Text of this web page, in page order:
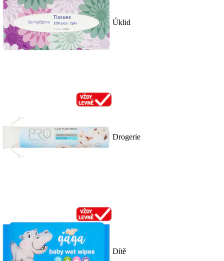
Úklid
Drogerie
Dítě